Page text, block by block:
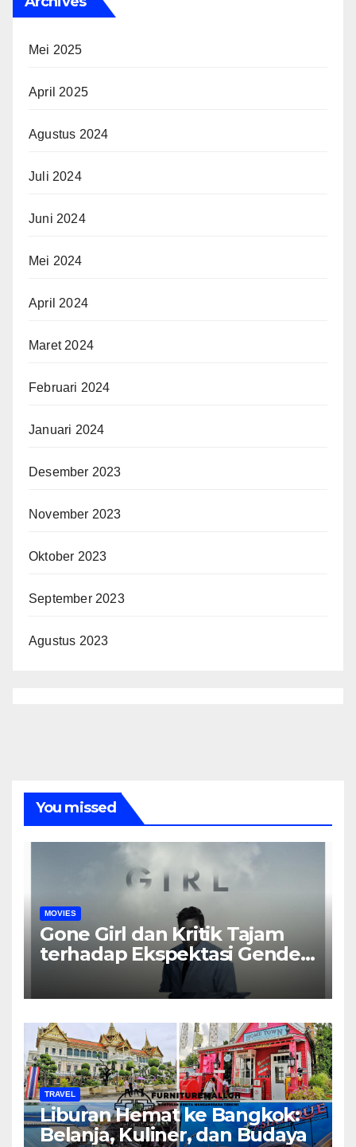
Mei 2025
April 2025
Agustus 2024
Juli 2024
Juni 2024
Mei 2024
April 2024
Maret 2024
Februari 2024
Januari 2024
Desember 2023
November 2023
Oktober 2023
September 2023
Agustus 2023
You missed
MOVIES
Gone Girl dan Kritik Tajam
terhadap Ekspektasi Gender
dalam Rumah Tangga
TRAVEL
Liburan Hemat ke Bangkok:
Belanja, Kuliner, dan Budaya